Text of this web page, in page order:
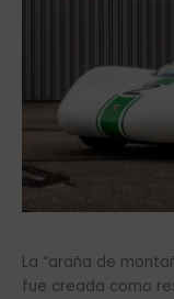
La “araña de
fue creada como